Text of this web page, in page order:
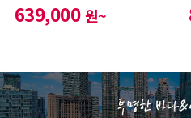
639,000원~